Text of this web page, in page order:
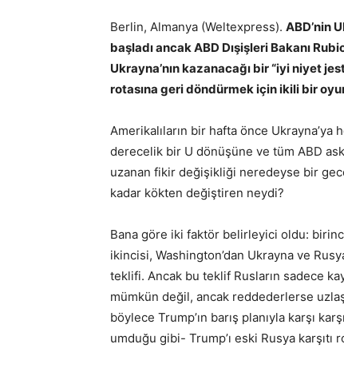
Berlin, Almanya (Weltexpress). ABD’nin
başladı ancak ABD Dışişleri Bakanı
Ukrayna’nın kazanacağı bir “iyi niyet
rotasına geri döndürmek için ikili bir
Amerikalıların bir hafta önce
derecelik bir U dönüşüne ve tüm ABD
uzanan fikir değişikliği neredeyse bir
kadar kökten değiştiren neydi?
Bana göre iki faktör belirleyici oldu:
ikincisi, Washington’dan Ukrayna ve
teklifi. Ancak bu teklif Rusların sadece
mümkün değil, ancak reddederlerse
böylece Trump’ın barış planıyla karşı
umduğu gibi- Trump’ı eski Rusya karşıtı